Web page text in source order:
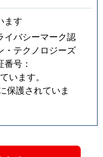
ます
イバシーマーク認
・テクノロジーズ
号：
います。
保護されていま